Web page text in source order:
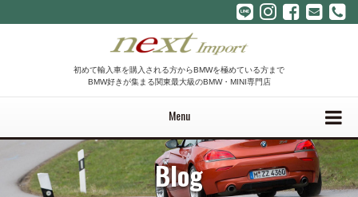
初めて輸入車を購入される方からBMWを極めている方まで
BMW好きが集まる関東最大級のBMW・MINI専門店
Menu
Blog